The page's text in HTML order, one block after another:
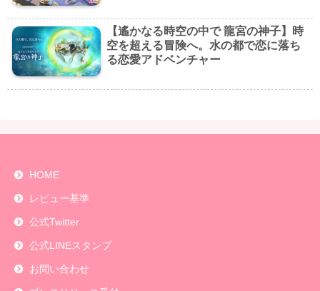
【遙かなる時空の中で 龍宮の神子】時
空を超える冒険へ。水の都で恋に落ち
る恋愛アドベンチャー
HOME
レビュー基準
公式Twitter
公式LINEスタンプ
お問い合わせ